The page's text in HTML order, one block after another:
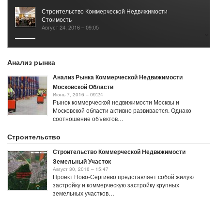
Строительство Коммерческой Недвижимости
Стоимость
Август 24, 2016 – 09:05
Кадастровой Стоимости
Анализ рынка
Анализ Рынка Коммерческой Недвижимости
Московской Области
Июнь 7, 2016 – 09:24
Рынок коммерческой недвижимости Москвы и
Московской области активно развивается. Однако
соотношение объектов…
Строительство
Строительство Коммерческой Недвижимости
Земельный Участок
Август 30, 2016 – 15:47
Проект Ново-Сергиево представляет собой жилую
застройку и коммерческую застройку крупных
земельных участков…